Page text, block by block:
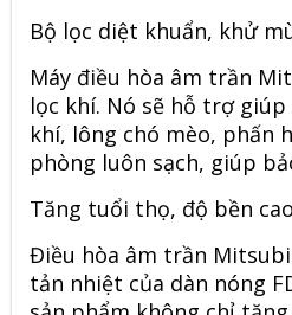
Bộ lọc diệt khuẩn, khử
Máy điều hòa âm trần
lọc khí. Nó sẽ hỗ trợ
khí, lông chó mèo, phấn
phòng luôn sạch, giúp
Tăng tuổi thọ, độ bền cao
Điều hòa âm trần
tản nhiệt của dàn nóng